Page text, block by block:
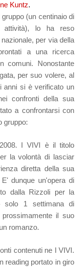
Kuntz.
(un centinaio di
lo ha reso
per via della
a una ricerca
comuni. Nonostante
per suo volere, al
anni si è verificato un
confronti della sua
a confrontarsi con
gruppo:
I VIVI è il titolo
la volontà di lasciar
diretta della sua
dunque un'opera di
dalla Rizzoli per la
solo 1 settimana di
il suo
un romanzo.
contenuti ne I VIVI.
reading portato in giro